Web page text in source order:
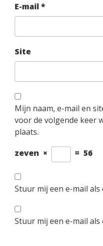
E-mail *
Site
Mijn naam, e-mail en
voor de volgende keer
plaats.
zeven × = 56
Stuur mij een e-mail
Stuur mij een e-mail